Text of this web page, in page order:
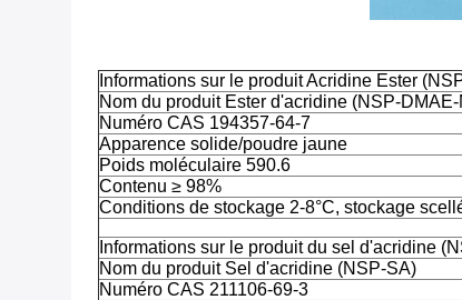
Informations sur le produit Acridine Ester
Nom du produit Ester d'acridine (NSP-
Numéro CAS 194357-64-7
Apparence solide/poudre jaune
Poids moléculaire 590.6
Contenu ≥ 98%
Conditions de stockage 2-8°C, stockage
Informations sur le produit du sel d'acridine
Nom du produit Sel d'acridine (NSP-SA)
Numéro CAS 211106-69-3